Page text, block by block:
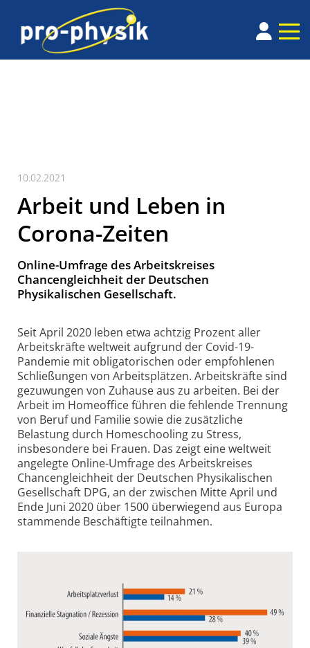
10.02.2021
Arbeit und Leben in
Corona-Zeiten
Online-Umfrage des Arbeitskreises
Chancengleichheit der Deutschen
Physikalischen Gesellschaft.
Seit April 2020 leben etwa achtzig Prozent aller
Arbeits­kräfte weltweit aufgrund der Covid-19-
Pandemie mit obliga­torischen oder empfohlenen
Schließungen von Arbeitsplätzen. Arbeits­kräfte sind
gezuwungen von Zuhause aus zu arbeiten. Bei der
Arbeit im Homeoffice führen die fehlende Trennung
von Beruf und Familie sowie die zusätzliche
Belastung durch Homeschooling zu Stress,
insbesondere bei Frauen. Das zeigt eine weltweit
angelegte Online-Umfrage des Arbeitskreises
Chancen­gleichheit der Deutschen Physi­kalischen
Gesellschaft DPG, an der zwischen Mitte April und
Ende Juni 2020 über 1500 überwiegend aus Europa
stammende Beschäftigte teilnahmen.